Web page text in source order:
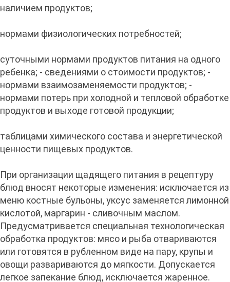
наличием продуктов;
нормами физиологических потребностей;
суточными нормами продуктов питания на одного
ребенка; - сведениями о стоимости продуктов; -
нормами взаимозаменяемости продуктов; -
нормами потерь при холодной и тепловой обработке
продуктов и выходе готовой продукции;
таблицами химического состава и энергетической
ценности пищевых продуктов.
При организации щадящего питания в рецептуру
блюд вносят некоторые изменения: исключается из
меню костные бульоны, уксус заменяется лимонной
кислотой, маргарин - сливочным маслом.
Предусматривается специальная технологическая
обработка продуктов: мясо и рыба отвариваются
или готовятся в рубленном виде на пару, крупы и
овощи развариваются до мягкости. Допускается
легкое запекание блюд, исключается жаренное.